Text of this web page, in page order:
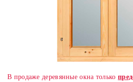
В продаже деревянные окна только